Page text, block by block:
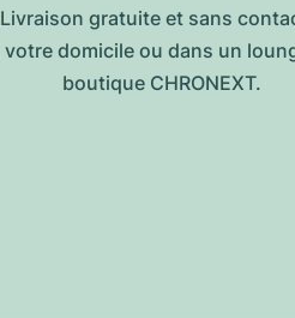
Livraison gratuite et sans
votre domicile ou dans un
boutique CHRONEXT.